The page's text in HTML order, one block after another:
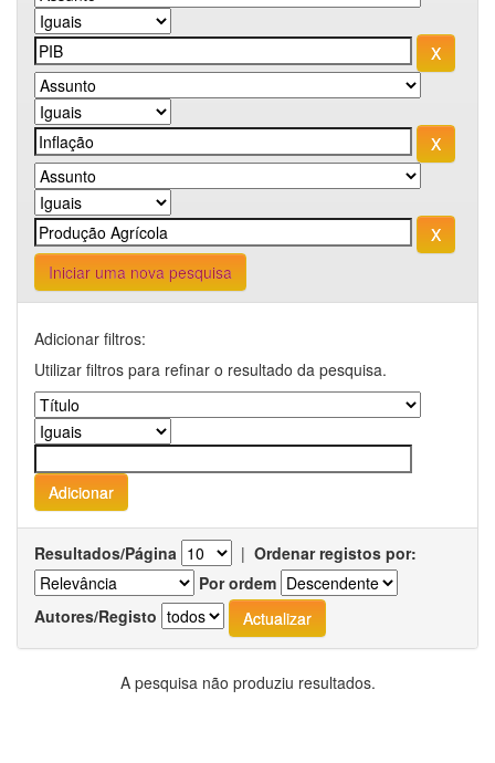
Iniciar uma nova pesquisa
Adicionar filtros:
Utilizar filtros para refinar o resultado da pesquisa.
Resultados/Página | Ordenar registos por:
Por ordem
Autores/Registo
A pesquisa não produziu resultados.